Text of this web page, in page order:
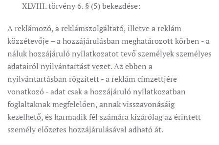
XLVIII. törvény 6. § (5) bekezdése:
A reklámozó, a reklámszolgáltató, illetve a reklám
közzétevője – a hozzájárulásban meghatározott körben - a
náluk hozzájáruló nyilatkozatot tevő személyek személyes
adatairól nyilvántartást vezet. Az ebben a
nyilvántartásban rögzített - a reklám címzettjére
vonatkozó - adat csak a hozzájáruló nyilatkozatban
foglaltaknak megfelelően, annak visszavonásáig
kezelhető, és harmadik fél számára kizárólag az érintett
személy előzetes hozzájárulásával adható át.